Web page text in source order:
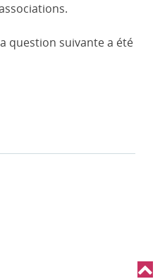
question suivante a été